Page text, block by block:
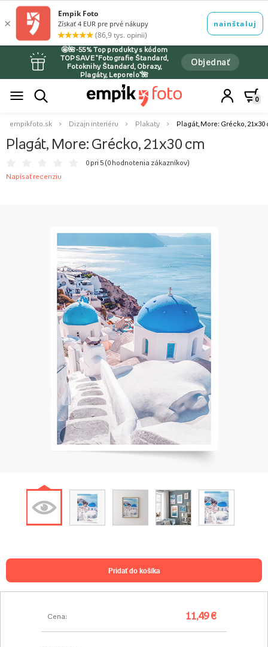
🤩🌺-55% Top produkty s kódom
TOPSAVE *Fotografie Štandard,
Fotoknihy Štandard, Obrazy,
Plagáty, Leporelo*🌺
Objednať
0
empikfoto.sk Dizajn interiéru Plakaty Plagát, More: Grécko, 21x30
Plagát, More: Grécko, 21x30 cm
0 pri 5 (0 hodnotenia zákazníkov)
Napísať recenziu
Cena: 11,49 €
pridať do košíka